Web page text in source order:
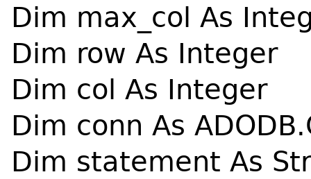
Dim max_col As
Dim row As Integer
Dim col As Integer
Dim conn As
Dim statement As